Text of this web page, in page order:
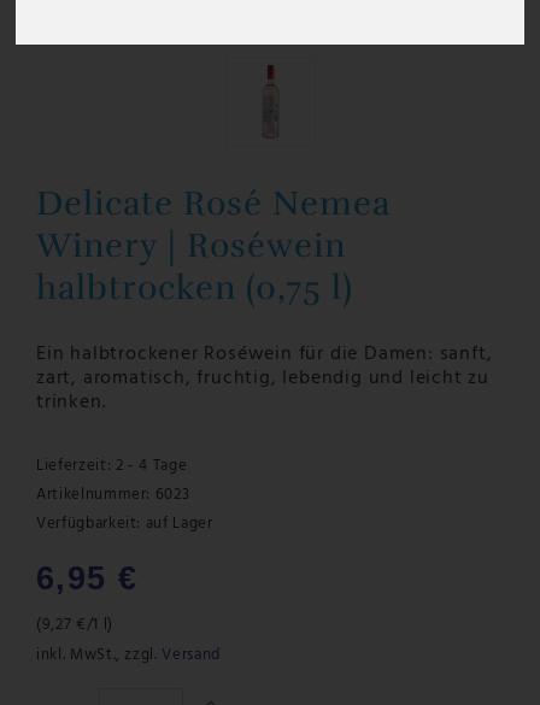
Delicate Rosé Nemea
Winery | Roséwein
halbtrocken (0,75 l)
Ein halbtrockener Roséwein für die Damen: sanft,
zart, aromatisch, fruchtig, lebendig und leicht zu
trinken.
Lieferzeit: 2 - 4 Tage
Artikelnummer: 6023
Verfügbarkeit: auf Lager
6,95 €
(9,27 €/1 l)
inkl. MwSt., zzgl. Versand